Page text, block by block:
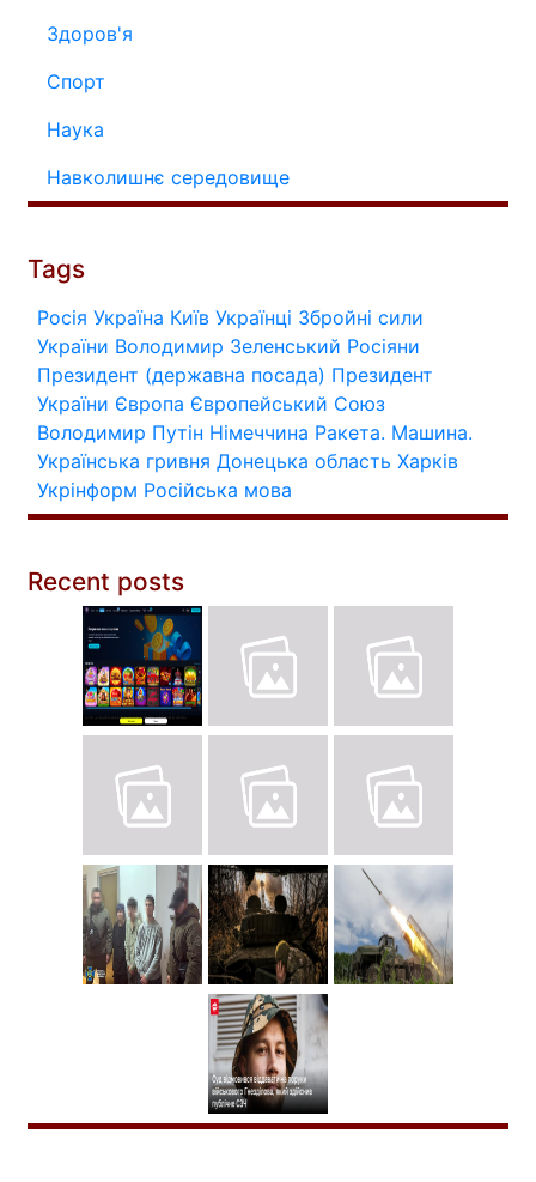
Здоров'я
Спорт
Наука
Навколишнє середовище
Tags
Росія Україна Київ Українці Збройні сили
України Володимир Зеленський Росіяни
Президент (державна посада) Президент
України Європа Європейський Союз
Володимир Путін Німеччина Ракета. Машина.
Українська гривня Донецька область Харків
Укрінформ Російська мова
Recent posts